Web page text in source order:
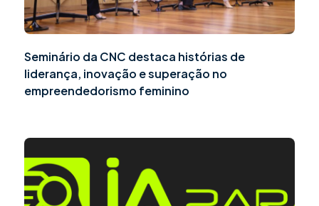
Seminário da CNC destaca histórias de
liderança, inovação e superação no
empreendedorismo feminino